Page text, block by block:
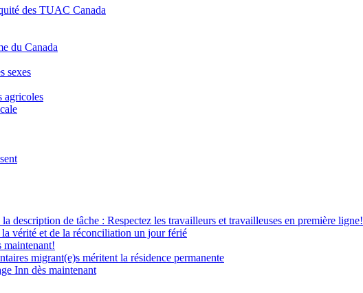
des TUAC Canada
du Canada
sexes
agricoles
description de tâche : Respectez les travailleurs et travailleuses en première ligne!
vérité et de la réconciliation un jour férié
maintenant!
migrant(e)s méritent la résidence permanente
Inn dès maintenant